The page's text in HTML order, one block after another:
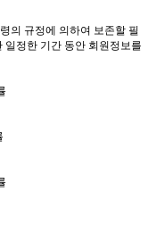
의 규정에 의하여 보존할 필
일정한 기간 동안 회원정보를